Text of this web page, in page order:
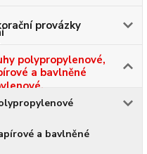
provázky
polypropylenové,
a bavlněné
a bavlněné